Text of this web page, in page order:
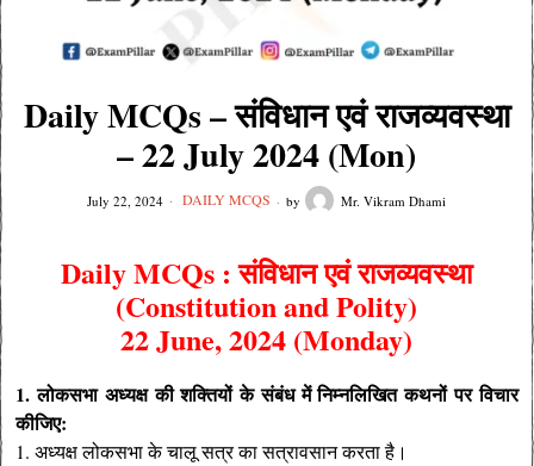
Daily MCQs – संविधान एवं राजव्यवस्था
– 22 July 2024 (Mon)
July 22, 2024 DAILY MCQS by Mr. Vikram Dhami
Daily MCQs : संविधान एवं राजव्यवस्था
(Constitution and Polity)
22 June, 2024 (Monday)
1. लोकसभा अध्यक्ष की शक्तियों के संबंध में निम्नलिखित कथनों पर विचार
कीजिए:
1. अध्यक्ष लोकसभा के चालू सत्र का सत्रावसान करता है।